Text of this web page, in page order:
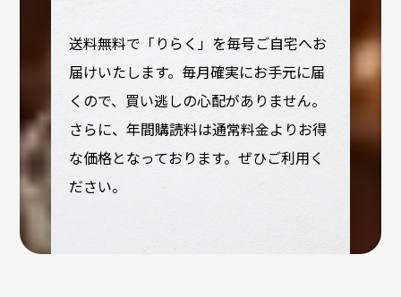
送料無料で「りらく」を毎号ご自宅へお
届けいたします。毎月確実にお手元に届
くので、買い逃しの心配がありません。
さらに、年間購読料は通常料金よりお得
な価格となっております。ぜひご利用く
ださい。